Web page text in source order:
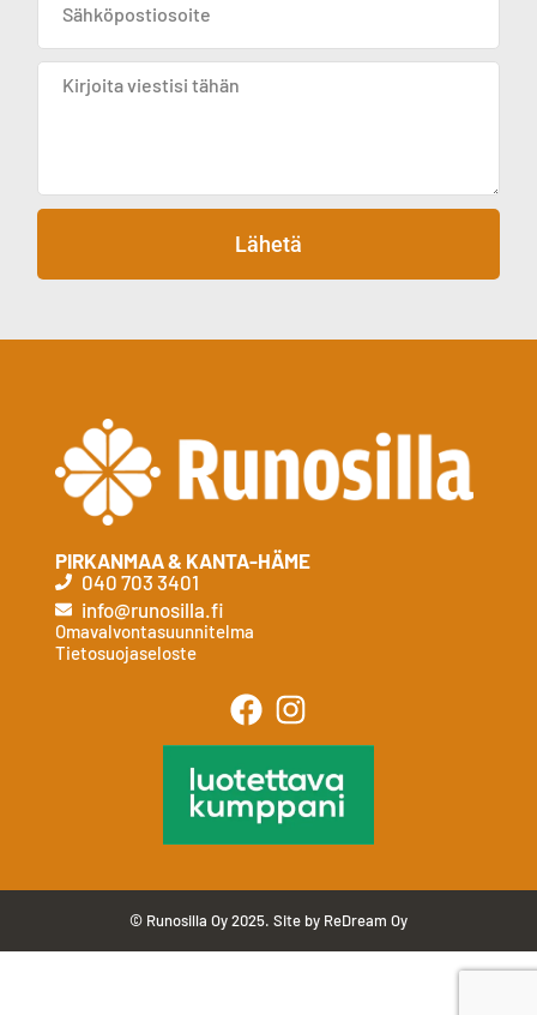
Lähetä
PIRKANMAA & KANTA-HÄME
040 703 3401
info@runosilla.fi
Omavalvontasuunnitelma
Tietosuojaseloste
© Runosilla Oy 2025. Site by ReDream Oy